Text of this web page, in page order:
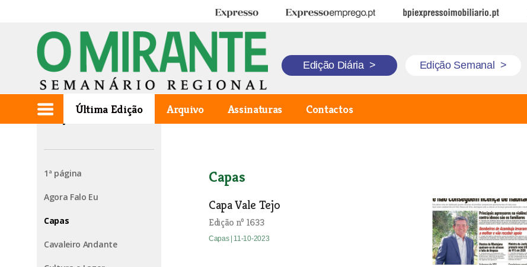
Expresso Expresso Emprego BPI Expresso Imobiliário
Edição Diária > Edição Semanal >
Última Edição Arquivo Assinaturas Contactos
Edição de 2023.10.12
1ª página
Agora Falo Eu
Capas
Cavaleiro Andante
Capas
Capa Vale Tejo
Edição nº 1633
Capas | 11-10-2023